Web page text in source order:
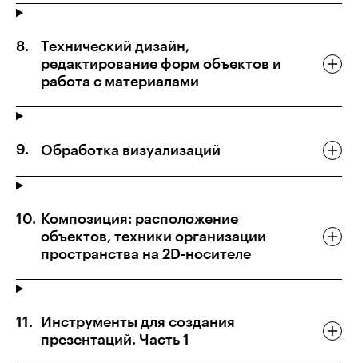
Технический дизайн,
редактирование форм объектов и
работа с материалами
Обработка визуализаций
Композиция: расположение
объектов, техники организации
пространства на 2D-носителе
Инструменты для создания
презентаций. Часть 1